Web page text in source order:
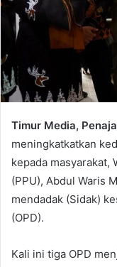
Timur Media,
meningkatkatkan
kepada masyarakat,
(PPU), Abdul Waris
mendadak (Sidak)
(OPD).
Kali ini tiga OPD